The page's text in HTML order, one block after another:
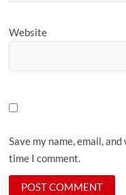
Website
Save my name, email,
time I comment.